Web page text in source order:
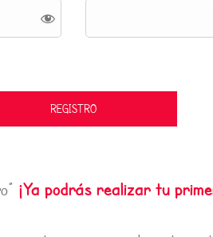
REGISTRO
¡Ya podrás realizar tu